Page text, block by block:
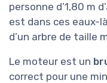
personne d’1,80 m
est dans ces eaux-
d’un arbre de taille
Le moteur est un
correct pour une